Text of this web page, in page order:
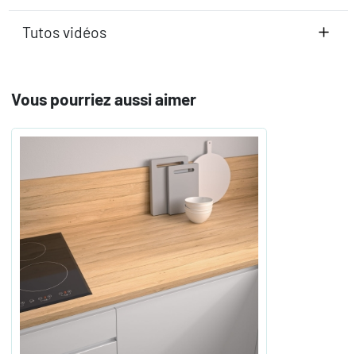
Tutos vidéos
Vous pourriez aussi aimer